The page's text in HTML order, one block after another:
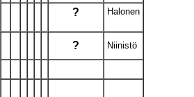
? Halonen
? Niinistö